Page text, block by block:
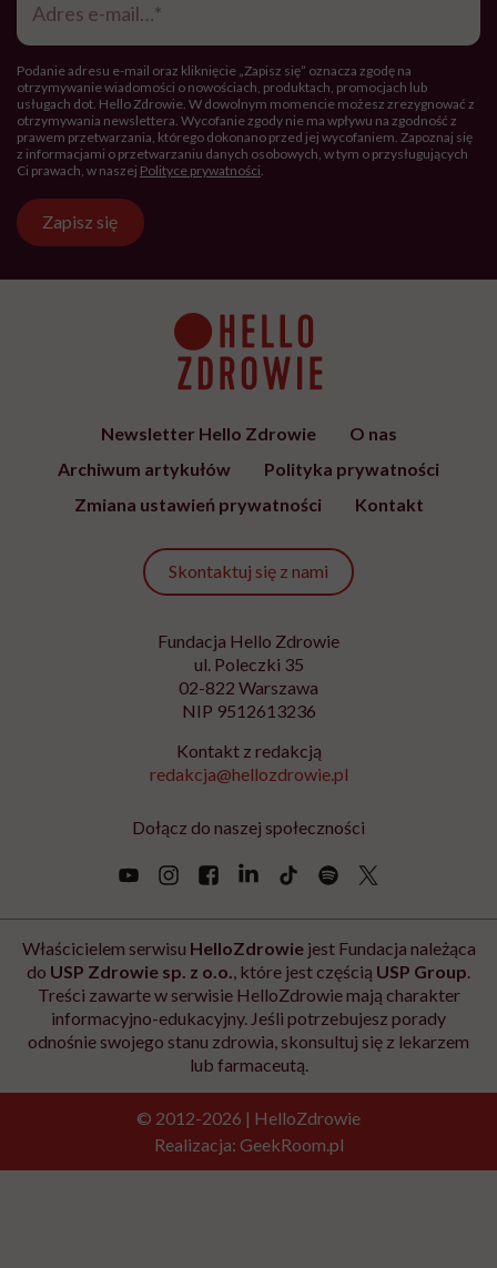
mail*
Podanie adresu e-mail oraz kliknięcie „Zapisz się” oznacza zgodę na
otrzymywanie wiadomości o nowościach, produktach, promocjach lub
usługach dot. Hello Zdrowie. W dowolnym momencie możesz zrezygnować z
otrzymywania newslettera. Wycofanie zgody nie ma wpływu na zgodność z
prawem przetwarzania, którego dokonano przed jej wycofaniem. Zapoznaj się
z informacjami o przetwarzaniu danych osobowych, w tym o przysługujących
Ci prawach, w naszej Polityce prywatności
Zapisz się
Newsletter Hello Zdrowie
O nas
Archiwum artykułów
Polityka prywatności
Zmiana ustawień prywatności
Kontakt
Skontaktuj się z nami
Fundacja Hello Zdrowie
ul. Poleczki 35
02-822 Warszawa
NIP 9512613236
Kontakt z redakcją
redakcja@hellozdrowie.pl
Dołącz do naszej społeczności
Właścicielem serwisu HelloZdrowiejest Fundacja należąca
do USP Zdrowie sp. z o.o. , które jest częścią USP Group
Treści zawarte w serwisie HelloZdrowie mają charakter
informacyjno-edukacyjny. Jeśli potrzebujesz porady
odnośnie swojego stanu zdrowia, skonsultuj się z lekarzem
lub farmaceutą.
© 2012-2026 | HelloZdrowie
Realizacja: GeekRoom.pl